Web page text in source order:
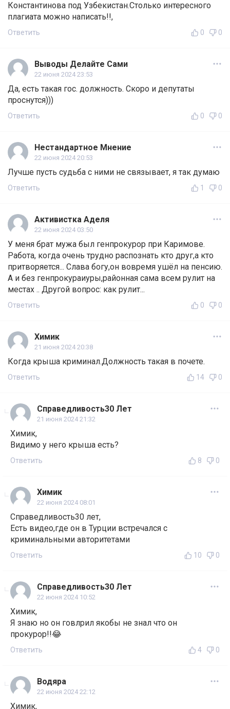
Константинова под Узбекистан.Столько интересного
плагиата можно написать!!,
Ответить 0 0
Выводы Делайте Сами
22 июня 2024 23:53
Да, есть такая гос. должность. Скоро и депутаты
проснутся)))
Ответить 0 0
Нестандартное Мнение
22 июня 2024 20:53
Лучше пусть судьба с ними не связывает, я так думаю
Ответить 1 0
Активистка Аделя
22 июня 2024 03:50
У меня брат мужа был генпрокурор при Каримове.
Работа, когда очень трудно распознать кто друг,а кто
притворяется... Слава богу,он вовремя ушёл на пенсию.
А и без генпрокураиуры,районная сама всем рулит на
местах .. Другой вопрос: как рулит...
Ответить 0 0
Химик
21 июня 2024 20:38
Когда крыша криминал.Должность такая в почете.
Ответить 14 0
Справедливость30 Лет
21 июня 2024 21:32
Химик,
Видимо у него крыша есть?
Ответить 8 0
Химик
22 июня 2024 08:01
Справедливость30 лет,
Есть видео,где он в Турции встречался с
криминальными авторитетами
Ответить 10 0
Справедливость30 Лет
22 июня 2024 10:52
Химик,
Я знаю но он говлрил якобы не знал что он
прокурор!!😂
Ответить 4 0
Водяра
22 июня 2024 22:12
Химик,